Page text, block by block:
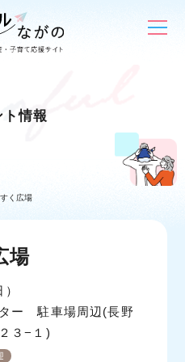
情報
く広場
場
ー 駐車場周辺(長野
３−１)